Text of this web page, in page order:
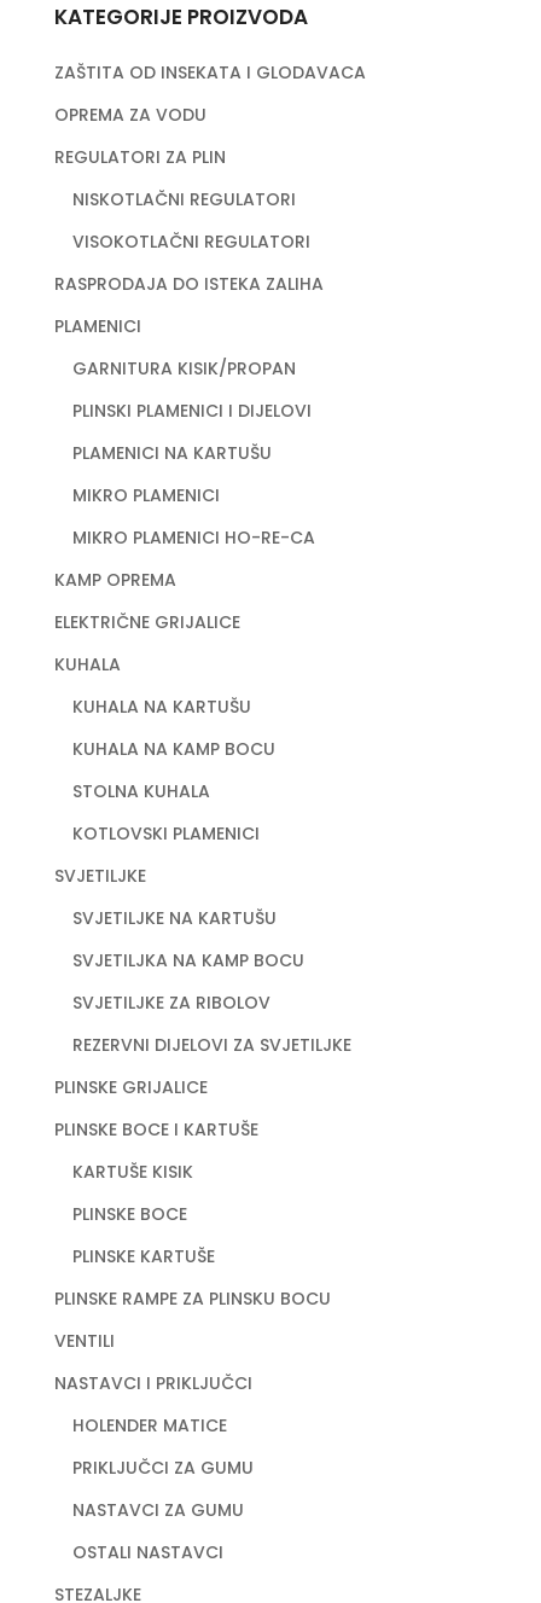
KATEGORIJE PROIZVODA
ZAŠTITA OD INSEKATA I GLODAVACA
OPREMA ZA VODU
REGULATORI ZA PLIN
NISKOTLAČNI REGULATORI
VISOKOTLAČNI REGULATORI
RASPRODAJA DO ISTEKA ZALIHA
PLAMENICI
GARNITURA KISIK/PROPAN
PLINSKI PLAMENICI I DIJELOVI
PLAMENICI NA KARTUŠU
MIKRO PLAMENICI
MIKRO PLAMENICI HO-RE-CA
KAMP OPREMA
ELEKTRIČNE GRIJALICE
KUHALA
KUHALA NA KARTUŠU
KUHALA NA KAMP BOCU
STOLNA KUHALA
KOTLOVSKI PLAMENICI
SVJETILJKE
SVJETILJKE NA KARTUŠU
SVJETILJKA NA KAMP BOCU
SVJETILJKE ZA RIBOLOV
REZERVNI DIJELOVI ZA SVJETILJKE
PLINSKE GRIJALICE
PLINSKE BOCE I KARTUŠE
KARTUŠE KISIK
PLINSKE BOCE
PLINSKE KARTUŠE
PLINSKE RAMPE ZA PLINSKU BOCU
VENTILI
NASTAVCI I PRIKLJUČCI
HOLENDER MATICE
PRIKLJUČCI ZA GUMU
NASTAVCI ZA GUMU
OSTALI NASTAVCI
STEZALJKE